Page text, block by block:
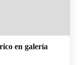
en galería